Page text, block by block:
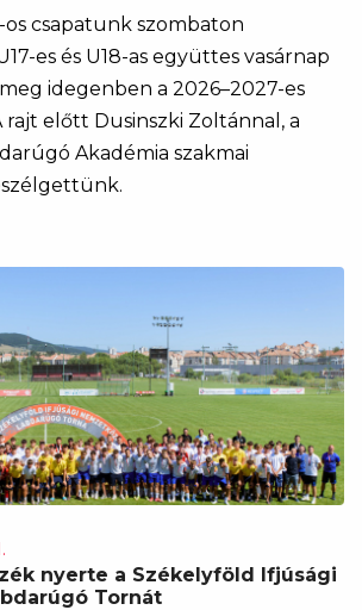
os csapatunk szombaton
es és U18-as együttes vasárnap
idegenben a 2026–2027-es
rajt előtt Dusinszki Zoltánnal, a
Akadémia szakmai
nyerte a Székelyföld Ifjúsági
Tornát